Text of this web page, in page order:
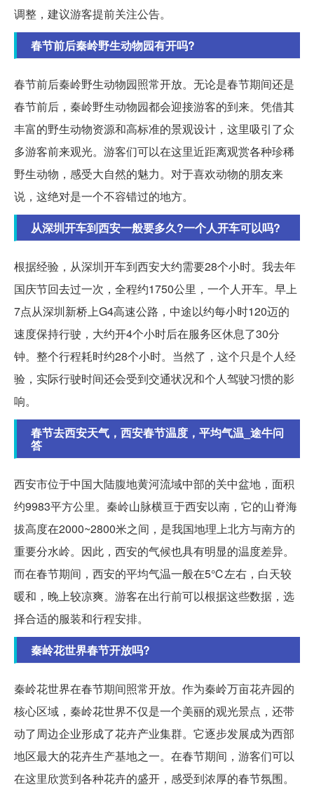
调整，建议游客提前关注公告。
春节前后秦岭野生动物园有开吗?
春节前后秦岭野生动物园照常开放。无论是春节期间还是
春节前后，秦岭野生动物园都会迎接游客的到来。凭借其
丰富的野生动物资源和高标准的景观设计，这里吸引了众
多游客前来观光。游客们可以在这里近距离观赏各种珍稀
野生动物，感受大自然的魅力。对于喜欢动物的朋友来
说，这绝对是一个不容错过的地方。
从深圳开车到西安一般要多久?一个人开车可以吗?
根据经验，从深圳开车到西安大约需要28个小时。我去年
国庆节回去过一次，全程约1750公里，一个人开车。早上
7点从深圳新桥上G4高速公路，中途以约每小时120迈的
速度保持行驶，大约开4个小时后在服务区休息了30分
钟。整个行程耗时约28个小时。当然了，这个只是个人经
验，实际行驶时间还会受到交通状况和个人驾驶习惯的影
响。
春节去西安天气，西安春节温度，平均气温_途牛问
答
西安市位于中国大陆腹地黄河流域中部的关中盆地，面积
约9983平方公里。秦岭山脉横亘于西安以南，它的山脊海
拔高度在2000~2800米之间，是我国地理上北方与南方的
重要分水岭。因此，西安的气候也具有明显的温度差异。
而在春节期间，西安的平均气温一般在5℃左右，白天较
暖和，晚上较凉爽。游客在出行前可以根据这些数据，选
择合适的服装和行程安排。
秦岭花世界春节开放吗?
秦岭花世界在春节期间照常开放。作为秦岭万亩花卉园的
核心区域，秦岭花世界不仅是一个美丽的观光景点，还带
动了周边企业形成了花卉产业集群。它逐步发展成为西部
地区最大的花卉生产基地之一。在春节期间，游客们可以
在这里欣赏到各种花卉的盛开，感受到浓厚的春节氛围。